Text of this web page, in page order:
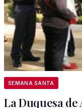
SEMANA SANTA
La Duquesa